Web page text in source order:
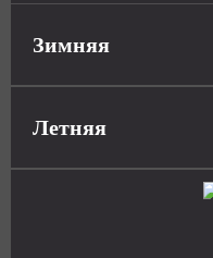
Зимняя
Летняя